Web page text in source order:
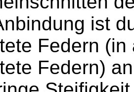
ist
Federn
Federn)